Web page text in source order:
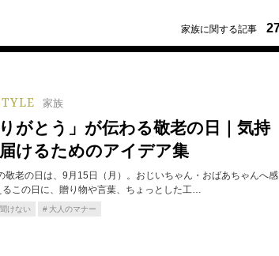
家族に関する記事
家族
りがとう」が伝わる敬老の日｜気持
けるためのアイデア集
敬老の日は、9月15日（月）。おじいちゃん・おばあちゃんへ感
るこの日に、贈り物や言葉、ちょっとした工…
けない 大人のマナー